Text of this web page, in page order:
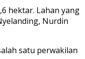
hektar. Lahan yang
Nurdin
satu perwakilan